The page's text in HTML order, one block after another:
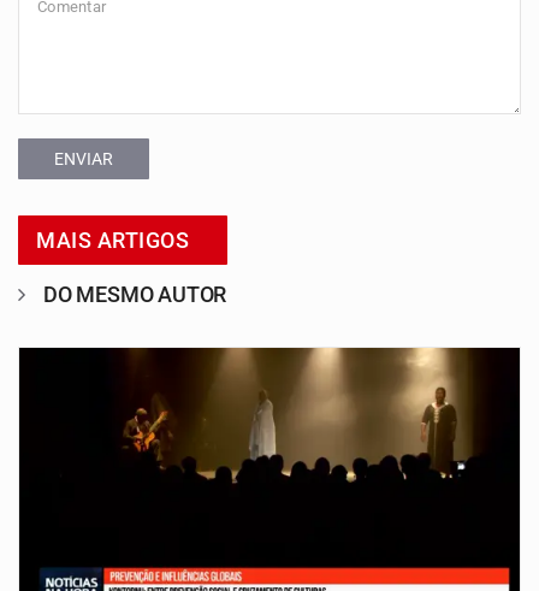
ENVIAR
MAIS ARTIGOS
DO MESMO AUTOR